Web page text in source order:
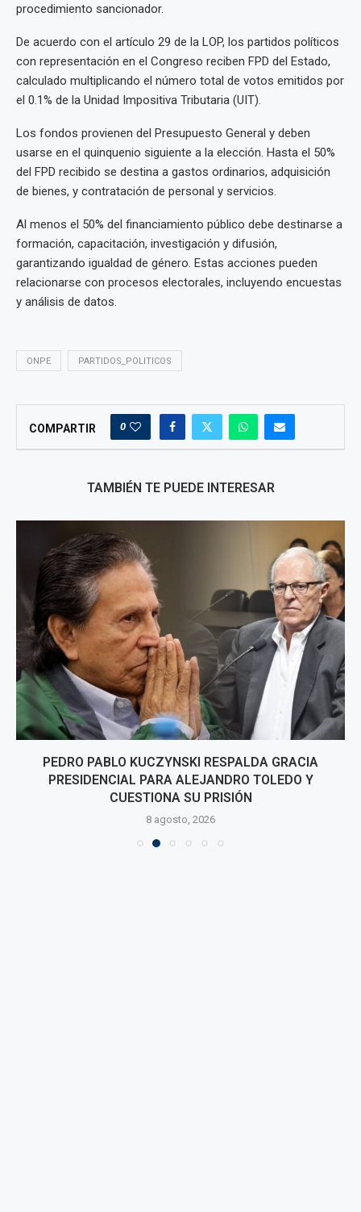
procedimiento sancionador.
De acuerdo con el artículo 29 de la LOP, los partidos políticos
con representación en el Congreso reciben FPD del Estado,
calculado multiplicando el número total de votos emitidos por
el 0.1% de la Unidad Impositiva Tributaria (UIT).
Los fondos provienen del Presupuesto General y deben
usarse en el quinquenio siguiente a la elección. Hasta el 50%
del FPD recibido se destina a gastos ordinarios, adquisición
de bienes, y contratación de personal y servicios.
Al menos el 50% del financiamiento público debe destinarse a
formación, capacitación, investigación y difusión,
garantizando igualdad de género. Estas acciones pueden
relacionarse con procesos electorales, incluyendo encuestas
y análisis de datos.
ONPE PARTIDOS_POLITICOS
COMPARTIR 0
TAMBIÉN TE PUEDE INTERESAR
PEDRO PABLO KUCZYNSKI RESPALDA GRACIA
PRESIDENCIAL PARA ALEJANDRO TOLEDO Y
CUESTIONA SU PRISIÓN
8 agosto, 2026